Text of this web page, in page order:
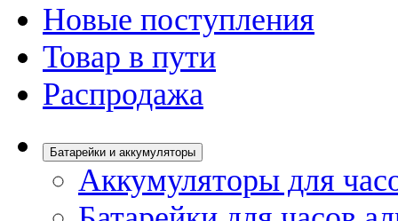
Новые поступления
Товар в пути
Распродажа
Батарейки и аккумуляторы
Аккумуляторы для